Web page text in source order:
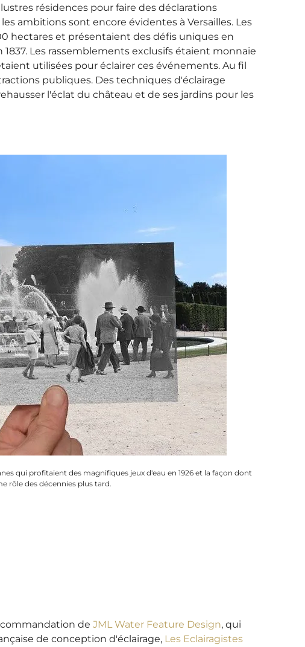
résidences pour faire des déclarations
ambitions sont encore évidentes à Versailles. Les
hectares et présentaient des défis uniques en
Les rassemblements exclusifs étaient monnaie
utilisées pour éclairer ces événements. Au fil
publiques. Des techniques d'éclairage
l'éclat du château et de ses jardins pour les
qui profitaient des magnifiques jeux d'eau en 1926 et la façon dont
rôle des décennies plus tard.
deJML Water Feature Design, qui
de conception d'éclairage, Les Eclairagistes